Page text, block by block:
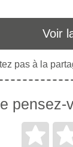
Voir
pas à la
pensez-